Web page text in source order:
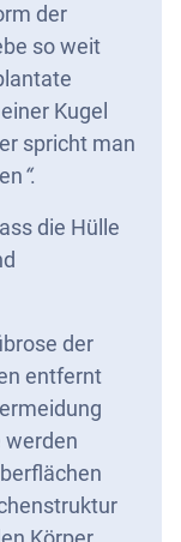
der
so weit
Kugel
spricht man
“.
die Hülle
der
entfernt
werden